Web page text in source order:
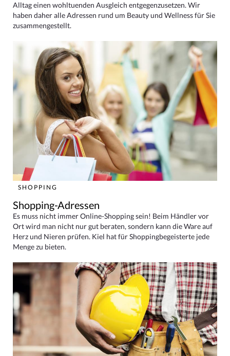
Alltag einen wohltuenden Ausgleich entgegenzusetzen. Wir
haben daher alle Adressen rund um Beauty und Wellness für Sie
zusammengestellt.
SHOPPING
Shopping-Adressen
Es muss nicht immer Online-Shopping sein! Beim Händler vor
Ort wird man nicht nur gut beraten, sondern kann die Ware auf
Herz und Nieren prüfen. Kiel hat für Shoppingbegeisterte jede
Menge zu bieten.